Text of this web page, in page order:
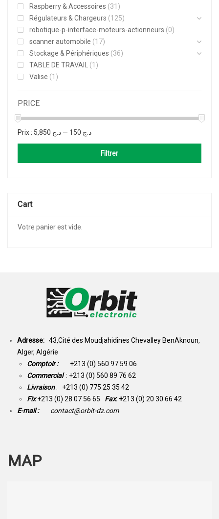
Raspberry & Accessoires (31)
Régulateurs & Chargeurs (125)
robotique-p-interface-moteurs-actionneurs (0)
scanner automobile (17)
Stockage & Périphériques (36)
TABLE DE TRAVAIL (1)
Valise (1)
PRICE
Filtrer
Prix : د.ج 150 — د.ج 5,850
Cart
Votre panier est vide.
Adresse: 43,Cité des Moudjahidines Chevalley BenAknoun,
Alger, Algérie
Comptoir : +213 (0) 560 97 59 06
Commercial : +213 (0) 560 89 76 62
Livraison: +213 (0) 775 25 35 42
Fix +213 (0) 28 07 56 65 Fax: +213 (0) 20 30 66 42
E-mail :
contact@orbit-dz.com
MAP